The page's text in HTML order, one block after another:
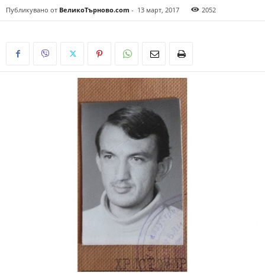
Публикувано от ВеликоТърново.com - 13 март, 2017 2052